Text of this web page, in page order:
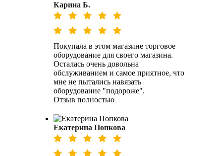
Карина Б.
Покупала в этом магазине торговое
оборудование для своего магазина.
Осталась очень довольна
обслуживанием и самое приятное, что
мне не пытались навязать
оборудование "подороже".
Отзыв полностью
Екатерина Попкова